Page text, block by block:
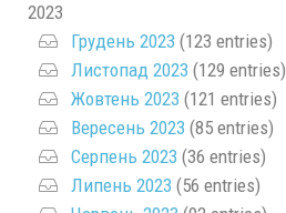
2023
Грудень 2023 (123 entries)
Листопад 2023 (129 entries)
Жовтень 2023 (121 entries)
Вересень 2023 (85 entries)
Серпень 2023 (36 entries)
Липень 2023 (56 entries)